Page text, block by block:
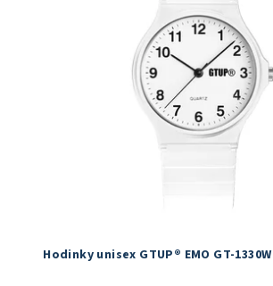
Hodinky unisex GTUP® EMO GT-1330W